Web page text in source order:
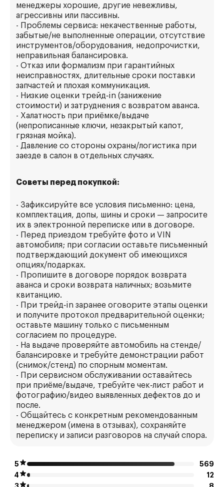
менеджеры хорошие, другие невежливы,
агрессивны или пассивны.
- Проблемы сервиса: некачественные работы,
забытые/не выполненные операции, отсутствие
инструментов/оборудования, недопрочистки,
неправильная балансировка.
- Отказ или формализм при гарантийных
неисправностях, длительные сроки поставки
запчастей и плохая коммуникация.
- Низкие оценки трейд‑in (занижение
стоимости) и затруднения с возвратом аванса.
- Халатность при приёмке/выдаче
(непрописанные ключи, незакрытый капот,
грязная мойка).
- Давление со стороны охраны/логистика при
заезде в салон в отдельных случаях.
Советы перед покупкой:
- Зафиксируйте все условия письменно: цена,
комплектация, допы, шины и сроки — запросите
их в электронной переписке или в договоре.
- Перед приездом требуйте фото и VIN
автомобиля; при согласии оставьте письменный
подтверждающий документ об имеющихся
опциях/подарках.
- Пропишите в договоре порядок возврата
аванса и сроки возврата наличных; возьмите
квитанцию.
- При трейд‑in заранее оговорите этапы оценки
и получите протокол предварительной оценки;
оставьте машину только с письменным
согласием по процедуре.
- На выдаче проверяйте автомобиль на стенде/
балансировке и требуйте демонстрации работ
(снимок/стенд) по спорным моментам.
- При сервисном обслуживании оставайтесь
при приёме/выдаче, требуйте чек‑лист работ и
фотографию/видео выявленных дефектов до и
после.
- Общайтесь с конкретным рекомендованным
менеджером (имена в отзывах), сохраняйте
переписку и записи разговоров на случай спора.
5
569
4
12